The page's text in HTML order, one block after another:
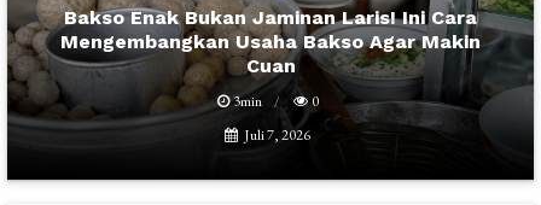
Bakso Enak Bukan Jaminan Laris! Ini Cara
Mengembangkan Usaha Bakso Agar Makin
Cuan
3min
0
Juli 7, 2026